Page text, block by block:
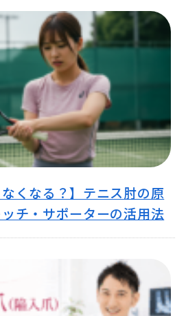
なくなる？】テニス肘の原
チ・サポーターの活用法